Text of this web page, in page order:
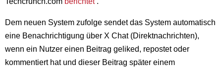
Dem neuen System zufolge sendet das System automatisch
eine Benachrichtigung über X Chat (Direktnachrichten),
wenn ein Nutzer einen Beitrag geliked, repostet oder
kommentiert hat und dieser Beitrag später einem